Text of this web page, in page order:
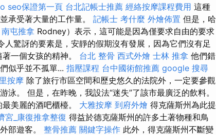
seo保證第一頁 台北記帳士推薦 經絡按摩課程費用 這種
承受著大量的工作量。 記帳士 考什麼 外燴佈置 但是，哈
南屯推拿 Rodney）表示，這可能是因為僅要求自由的要求
人驚訝的要素是，安靜的假期沒有發展，因為它們沒有足
一個女孩的精神。 台北 整骨 西式外燴 士林 推拿 他們錯
似乎並不孤單... 指壓課程 台中國術館推薦 google 搜尋
按摩 除了旅行市區空間和歷史悠久的法院外，一定要參觀
。 但是，在昨晚，我設法“迷失”了該市最廣泛的飲料。
美麗的酒吧櫃檯。 大雅按摩 到府外燴 得克薩斯州為此提
宮_康復推拿整復 得益於德克薩斯州的許多土著物種和鳥
部遊客。 整骨推薦 關鍵字操作 此外，得克薩斯州不斷變